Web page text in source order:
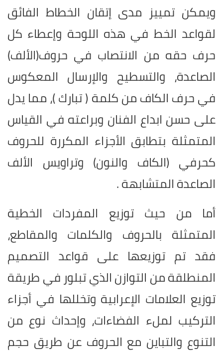
ويمكن تمييز مدى إتقان الخطاط الفائق
لقواعد الخط في هذه اللوحة وإعطاء كل
حرف حقه من الانتصاب في حروف(الألف)
الصاعدة، والتسطيح والإرسال المعكوس
في حرف الكاف من كلمة ( تبارك )، مما يدل
على حسن ابداع الفنان وبراعته في القياس
المتمثلة بتطابق الأجزاء المكررة للحروف
كحرفي (الكاف والنون) وتراويس الألف
الصاعدة المتشابهة .
أما من حيث توزيع المفردات الخطية
المتمثلة بالحروف والكلمات والمقاطع،
فقد تم توزيعها على قواعد التصميم
المنطلقة من التوازن الذي تبلور في طريقة
توزيع العلامات الإعرابية وتخللها في أجزاء
التركيب لملء الفضاءات، وإحداث نوع من
التنوع والتباين مع الحروف عن طريق حجم